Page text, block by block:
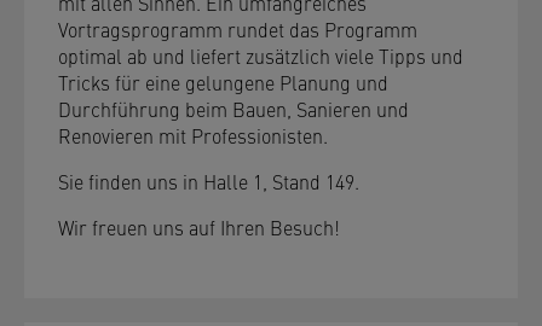
Vortragsprogramm rundet das Programm
optimal ab und liefert zusätzlich viele Tipps und
Tricks für eine gelungene Planung und
Durchführung beim Bauen, Sanieren und
Renovieren mit Professionisten.
Sie finden uns in Halle 1, Stand 149.
Wir freuen uns auf Ihren Besuch!